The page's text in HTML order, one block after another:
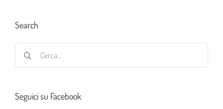
Search
Seguici su Facebook